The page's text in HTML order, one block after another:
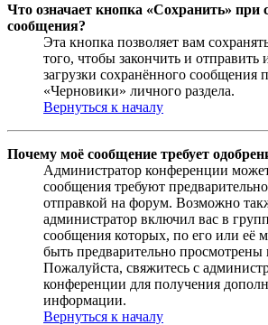
Что означает кнопка «Сохранить» при
сообщения?
Эта кнопка позволяет вам
того, чтобы закончить и отправить
загрузки сохранённого сообщения
«Черновики» личного раздела.
Вернуться к началу
Почему моё сообщение требует
Администратор конференции
сообщения требуют
отправкой на форум. Возможно
администратор включил вас в
сообщения которых, по его или
быть предварительно просмотрены
Пожалуйста, свяжитесь с
конференции для получения
информации.
Вернуться к началу